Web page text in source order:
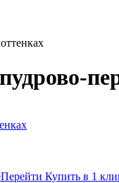
Перейти Купить в 1